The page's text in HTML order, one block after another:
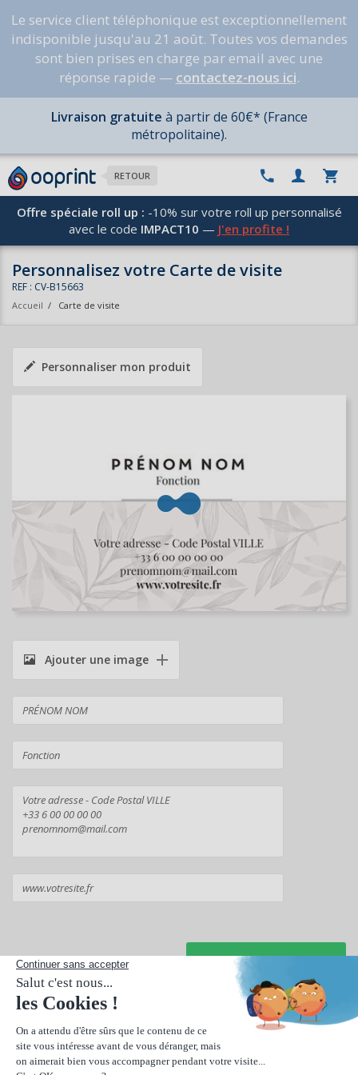
Le service client téléphonique est exceptionnellement
indisponible jusqu'au 21 août. Toutes vos demandes
sont bien prises en charge par email avec une
réponse rapide — contactez-nous ici.
Livraison gratuite à partir de 60€* (France
métropolitaine).
RETOUR
Offre spéciale roll up : -10% sur votre roll up personnalisé
avec le code IMPACT10 — J'en profite !
Personnalisez votre Carte de visite
REF : CV-B15663
Accueil / Carte de visite
Personnaliser mon produit
Ajouter une image
Suivant
Réalisez une personnalisation intégrale pour créer unecarte de
visite de luxe.